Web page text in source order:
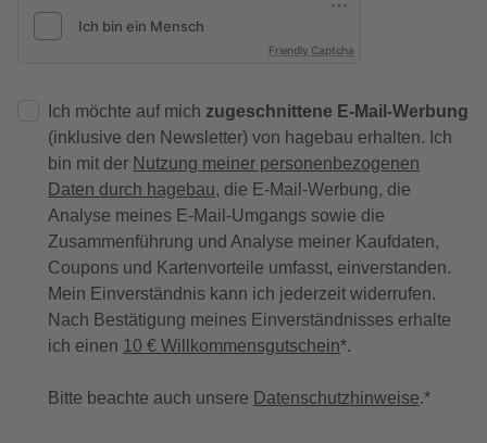
Friendly Captcha
Ich möchte auf mich zugeschnittene E-Mail-Werbung
(inklusive den Newsletter) von hagebau erhalten. Ich
bin mit der Nutzung meiner personenbezogenen
Daten durch hagebau, die E-Mail-Werbung, die
Analyse meines E-Mail-Umgangs sowie die
Zusammenführung und Analyse meiner Kaufdaten,
Coupons und Kartenvorteile umfasst, einverstanden.
Mein Einverständnis kann ich jederzeit widerrufen.
Nach Bestätigung meines Einverständnisses erhalte
ich einen 10 € Willkommensgutschein*.
Bitte beachte auch unsere Datenschutzhinweise.